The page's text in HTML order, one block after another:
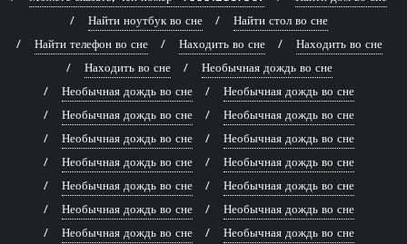
Найти ноутбук во сне
Найти стол во сне
Найти телефон во сне
Находить во сне
Находить во сне
Находить во сне
Необычная дождь во сне
Необычная дождь во сне
Необычная дождь во сне
Необычная дождь во сне
Необычная дождь во сне
Необычная дождь во сне
Необычная дождь во сне
Необычная дождь во сне
Необычная дождь во сне
Необычная дождь во сне
Необычная дождь во сне
Необычная дождь во сне
Необычная дождь во сне
Необычная дождь во сне
Необычная дождь во сне